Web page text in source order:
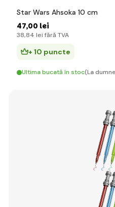
Star Wars Ahsoka 10 cm
47,00 lei
38,84 lei fără TVA
+ 10 puncte
Ultima bucată în stoc(La